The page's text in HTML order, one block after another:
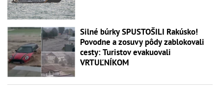
Silné búrky SPUSTOŠILI Rakúsko!
Povodne a zosuvy pôdy zablokovali
cesty: Turistov evakuovali
VRTUĽNÍKOM